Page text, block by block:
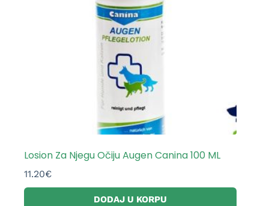
Losion Za Njegu Očiju Augen Canina 100 ML
11.20€
DODAJ U KORPU